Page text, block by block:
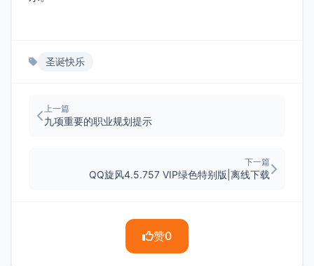
圣诞快乐
上一篇
九项重要的职业规划提示
下一篇
QQ旋风4.5.757 VIP绿色特别版|离线下载
赞0